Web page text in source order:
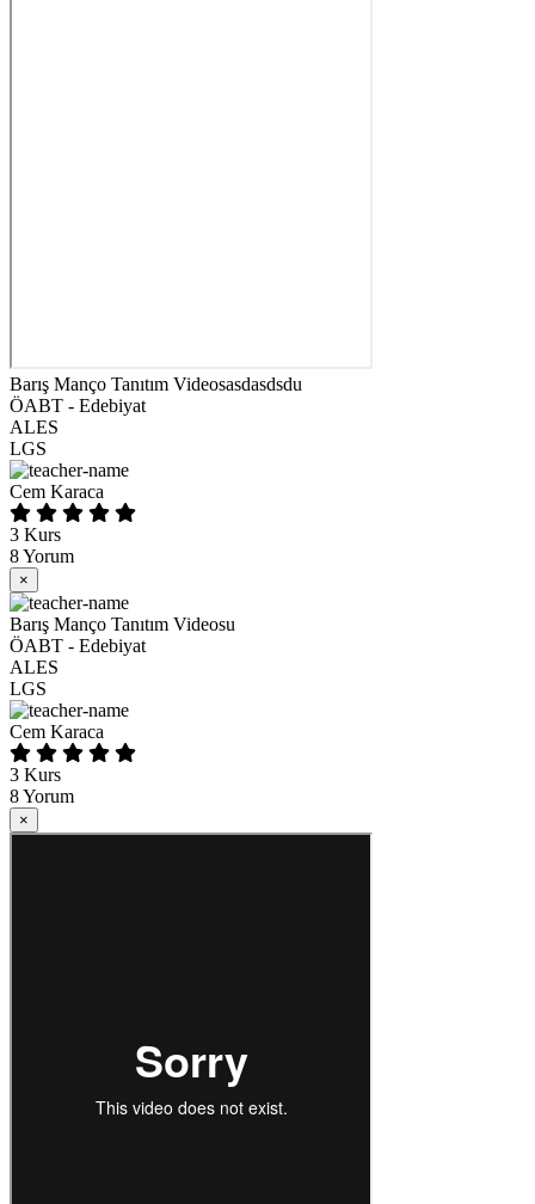
Barış Manço Tanıtım Videosasdasdsdu
ÖABT - Edebiyat
ALES
LGS
Cem Karaca
3 Kurs
8Yorum
×
Barış Manço Tanıtım Videosu
ÖABT - Edebiyat
ALES
LGS
Cem Karaca
3 Kurs
8Yorum
×